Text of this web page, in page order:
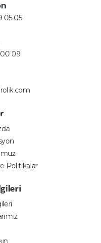
05 05
00 09
Politikalar